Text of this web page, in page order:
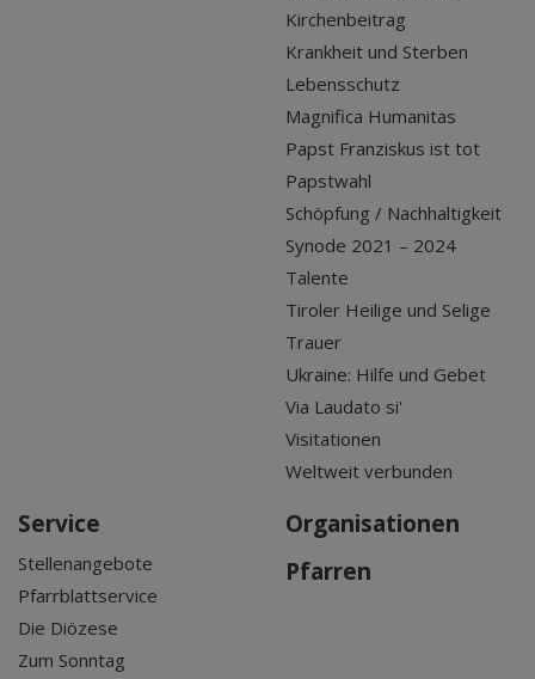
Kirchenbeitrag
Krankheit und Sterben
Lebensschutz
Magnifica Humanitas
Papst Franziskus ist tot
Papstwahl
Schöpfung / Nachhaltigkeit
Synode 2021 – 2024
Talente
Tiroler Heilige und Selige
Trauer
Ukraine: Hilfe und Gebet
Via Laudato si'
Visitationen
Weltweit verbunden
Service
Stellenangebote
Pfarrblattservice
Die Diözese
Zum Sonntag
Organisationen
Pfarren